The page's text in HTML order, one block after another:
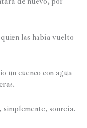
las había vuelto
un cuenco con agua
sonreía.